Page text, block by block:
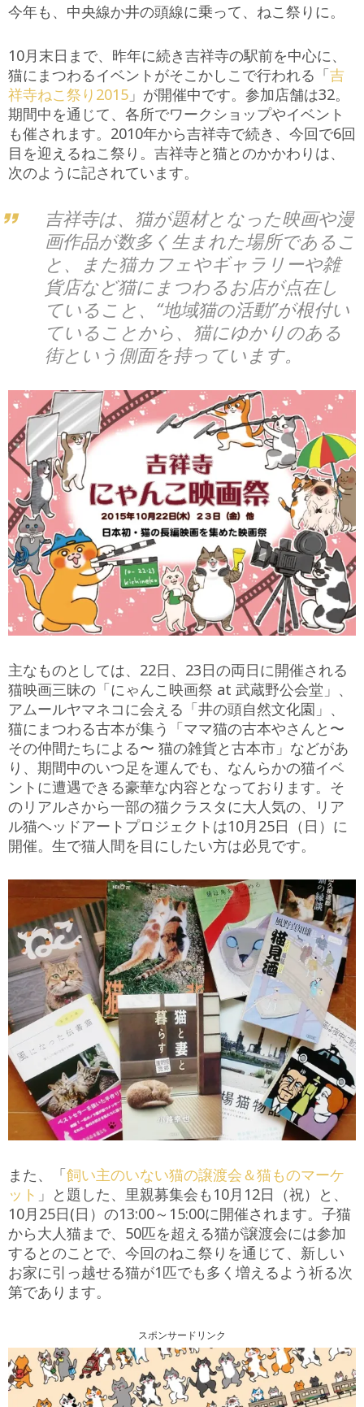
今年も、中央線か井の頭線に乗って、ねこ祭りに。
10月末日まで、昨年に続き吉祥寺の駅前を中心に、
猫にまつわるイベントがそこかしこで行われる「吉
祥寺ねこ祭り2015 」が開催中です。参加店舗は32。
期間中を通じて、各所でワークショップやイベント
も催されます。2010年から吉祥寺で続き、今回で6回
目を迎えるねこ祭り。吉祥寺と猫とのかかわりは、
次のように記されています。
吉祥寺は、猫が題材となった映画や漫
画作品が数多く生まれた場所であるこ
と、また猫カフェやギャラリーや雑
貨店など猫にまつわるお店が点在し
ていること、“地域猫の活動”が根付い
ていることから、猫にゆかりのある
街という側面を持っています。
主なものとしては、22日、23日の両日に開催される
猫映画三昧の「にゃんこ映画祭 at 武蔵野公会堂」、
アムールヤマネコに会える「井の頭自然文化園」、
猫にまつわる古本が集う「ママ猫の古本やさんと〜
その仲間たちによる〜 猫の雑貨と古本市」などがあ
り、期間中のいつ足を運んでも、なんらかの猫イベ
ントに遭遇できる豪華な内容となっております。そ
のリアルさから一部の猫クラスタに大人気の、リア
ル猫ヘッドアートプロジェクトは10月25日（日）に
開催。生で猫人間を目にしたい方は必見です。
また、「飼い主のいない猫の譲渡会＆猫ものマーケ
ット 」と題した、里親募集会も10月12日（祝）と、
10月25日(日）の13:00～15:00に開催されます。子猫
から大人猫まで、50匹を超える猫が譲渡会には参加
するとのことで、今回のねこ祭りを通じて、新しい
お家に引っ越せる猫が1匹でも多く増えるよう祈る次
第であります。
スポンサードリンク